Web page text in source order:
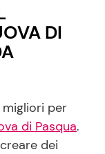
DI
per
di Pasqua.
dei